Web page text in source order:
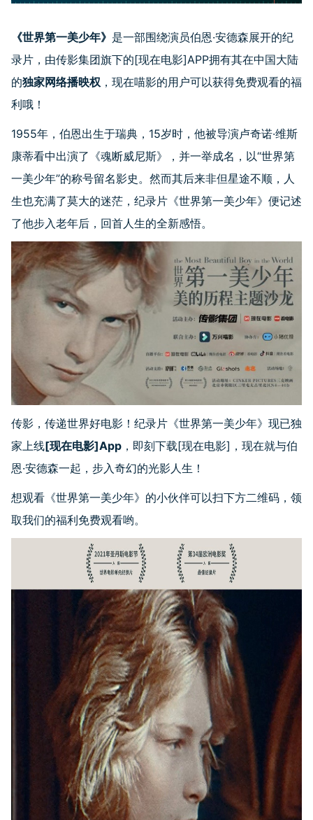
《世界第一美少年》 是一部围绕演员伯恩·安德森展开的纪
录片，由传影集团旗下的[现在电影]APP拥有其在中国大陆
的独家网络播映权 ，现在喵影的用户可以获得免费观看的福
利哦！
1955年，伯恩出生于瑞典，15岁时，他被导演卢奇诺·维斯
康蒂看中出演了《魂断威尼斯》，并一举成名，以“世界第
一美少年”的称号留名影史。然而其后来非但星途不顺，人
生也充满了莫大的迷茫，纪录片《世界第一美少年》便记述
了他步入老年后，回首人生的全新感悟。
传影，传递世界好电影！纪录片《世界第一美少年》现已独
家上线[现在电影]App ，即刻下载[现在电影]，现在就与伯
恩·安德森一起，步入奇幻的光影人生！
想观看《世界第一美少年》的小伙伴可以扫下方二维码，领
取我们的福利免费观看哟。